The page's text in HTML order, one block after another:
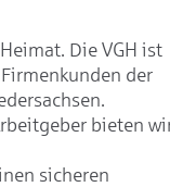
Die VGH ist
der
bieten
sicheren